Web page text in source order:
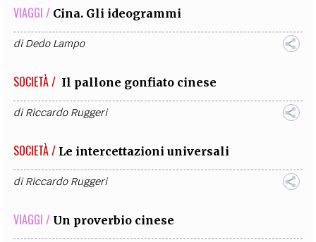
VIAGGI / Cina. Gli ideogrammi
diDedo Lampo
SOCIETÀ / Il pallone gonfiato cinese
diRiccardo Ruggeri
SOCIETÀ / Le intercettazioni universali
diRiccardo Ruggeri
VIAGGI / Un proverbio cinese